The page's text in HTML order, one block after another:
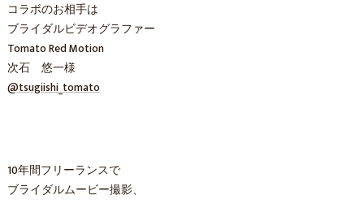
コラボのお相手は
ブライダルビデオグラファー
Tomato Red Motion
次石 悠一様
@tsugiishi_tomato
10年間フリーランスで
ブライダルムービー撮影、